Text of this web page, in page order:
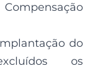
do
os